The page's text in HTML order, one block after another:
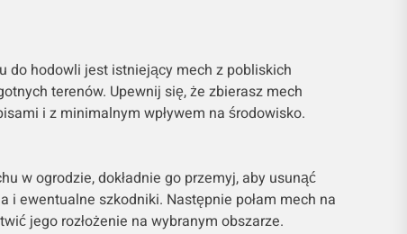
do hodowli jest istniejący mech z pobliskich
terenów. Upewnij się, że zbierasz mech
i z minimalnym wpływem na środowisko.
w ogrodzie, dokładnie go przemyj, aby usunąć
i ewentualne szkodniki. Następnie połam mech na
jego rozłożenie na wybranym obszarze.